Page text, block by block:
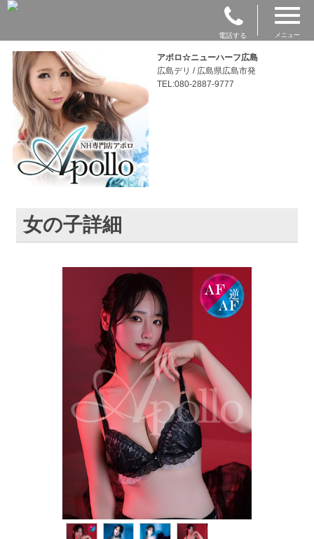
電話する メニュー
アポロ☆ニューハーフ広島
広島デリ / 広島県広島市発
TEL:080-2887-9777
女の子詳細